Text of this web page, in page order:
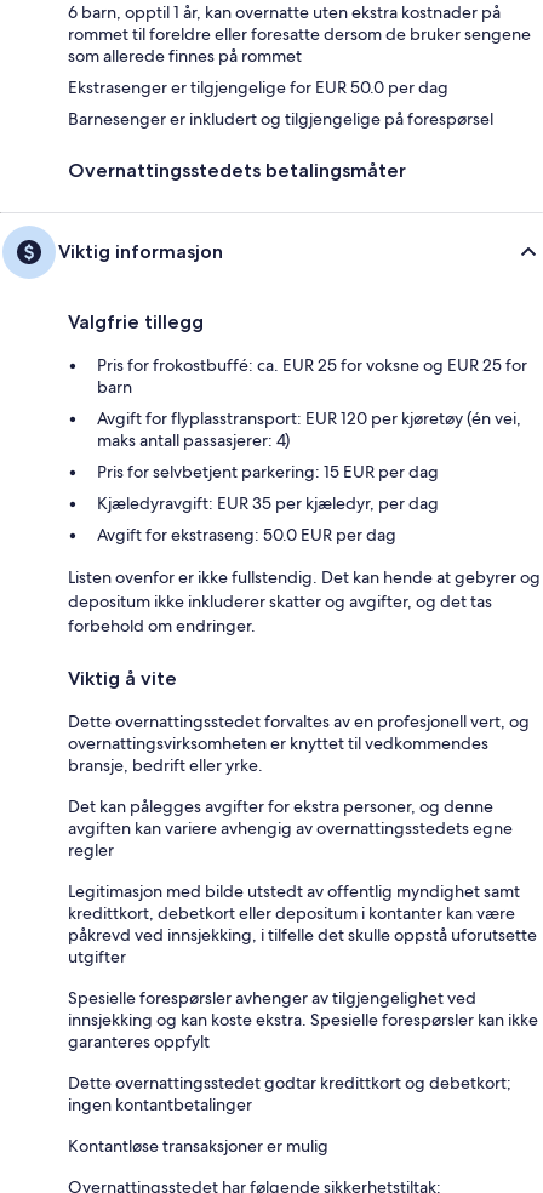
6 barn, opptil 1 år, kan overnatte uten ekstra kostnader på
rommet til foreldre eller foresatte dersom de bruker sengene
som allerede finnes på rommet
Ekstrasenger er tilgjengelige for EUR 50.0 per dag
Barnesenger er inkludert og tilgjengelige på forespørsel
Overnattingsstedets betalingsmåter
Viktig informasjon
Valgfrie tillegg
Pris for frokostbuffé: ca. EUR 25 for voksne og EUR 25 for
barn
Avgift for flyplasstransport: EUR 120 per kjøretøy (én vei,
maks antall passasjerer: 4)
Pris for selvbetjent parkering: 15 EUR per dag
Kjæledyravgift: EUR 35 per kjæledyr, per dag
Avgift for ekstraseng: 50.0 EUR per dag
Listen ovenfor er ikke fullstendig. Det kan hende at gebyrer og
depositum ikke inkluderer skatter og avgifter, og det tas
forbehold om endringer.
Viktig å vite
Dette overnattingsstedet forvaltes av en profesjonell vert, og
overnattingsvirksomheten er knyttet til vedkommendes
bransje, bedrift eller yrke.
Det kan pålegges avgifter for ekstra personer, og denne
avgiften kan variere avhengig av overnattingsstedets egne
regler
Legitimasjon med bilde utstedt av offentlig myndighet samt
kredittkort, debetkort eller depositum i kontanter kan være
påkrevd ved innsjekking, i tilfelle det skulle oppstå uforutsette
utgifter
Spesielle forespørsler avhenger av tilgjengelighet ved
innsjekking og kan koste ekstra. Spesielle forespørsler kan ikke
garanteres oppfylt
Dette overnattingsstedet godtar kredittkort og debetkort;
ingen kontantbetalinger
Kontantløse transaksjoner er mulig
Overnattingsstedet har følgende sikkerhetstiltak: